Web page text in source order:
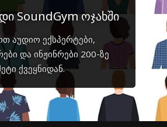
SoundGym ოჯახში
აუდიო ექსპერტები,
და ინჟინრები 200-ზე
ქვეყნიდან.